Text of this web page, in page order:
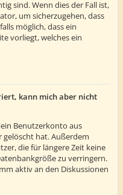
sind. Wenn dies der Fall ist,
um sicherzugehen, dass
möglich, dass ein
vorliegt, welches ein
kann mich aber nicht
Benutzerkonto aus
hat. Außerdem
die für längere Zeit keine
zu verringern.
aktiv an den Diskussionen